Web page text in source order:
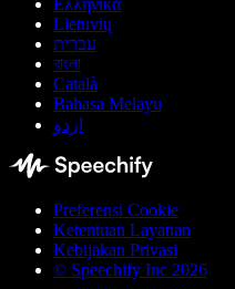
Lietuvių
עברית
বাংলা
Català
Bahasa Melayu
اردو
Preferensi Cookie
Ketentuan Layanan
Kebijakan Privasi
© Speechify Inc 2026